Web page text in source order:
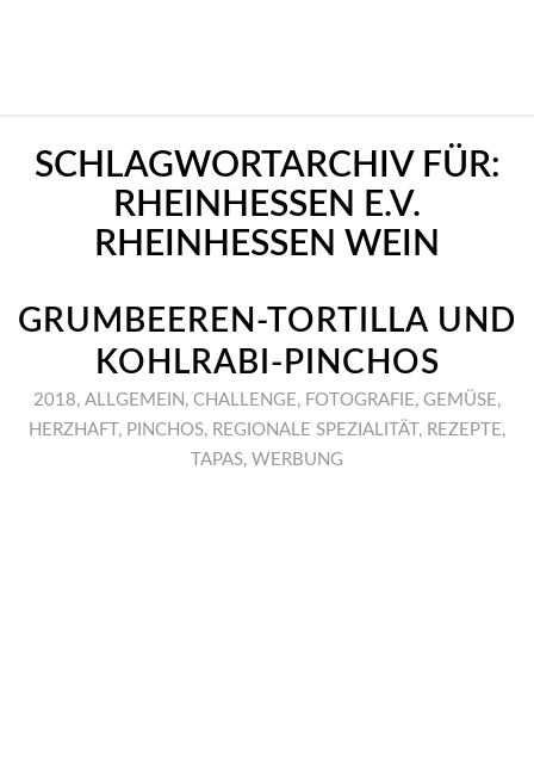
SCHLAGWORTARCHIV FÜR:
RHEINHESSEN E.V.
RHEINHESSEN WEIN
GRUMBEEREN-TORTILLA UND
KOHLRABI-PINCHOS
2018, ALLGEMEIN , CHALLENGE, FOTOGRAFIE, GEMÜSE,
HERZHAFT , PINCHOS, REGIONALE SPEZIALITÄT , REZEPTE,
TAPAS, WERBUNG